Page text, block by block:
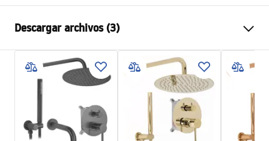
Método de instalación
Color
Titanio
Tipo de caño
Fija
Material
Latón, ABS
190
Altura
45
Descargar archivos (3)
Instrucciones de montaje
Faucet.pdf
Warunki bezpieczeństwa
WARUNKI BEZPIECZENSTWA BATERIE.pdf